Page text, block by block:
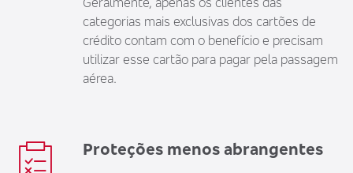
categorias mais exclusivas dos cartões de
crédito contam com o benefício e precisam
utilizar esse cartão para pagar pela passagem
aérea.
Proteções menos abrangentes